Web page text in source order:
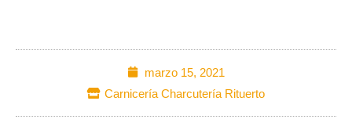
marzo 15, 2021
Carnicería Charcutería Rituerto